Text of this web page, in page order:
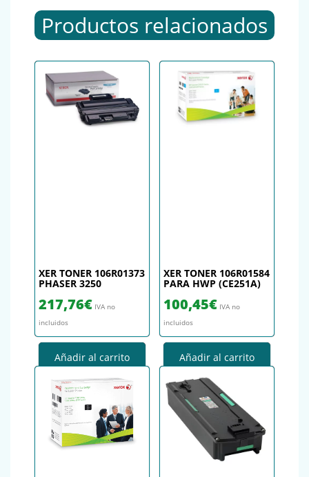
Productos relacionados
XER TONER 106R01373
PHASER 3250
217,76€ IVA no
incluidos
Añadir al carrito
XER TONER 106R01584
PARA HWP (CE251A)
100,45€ IVA no
incluidos
Añadir al carrito